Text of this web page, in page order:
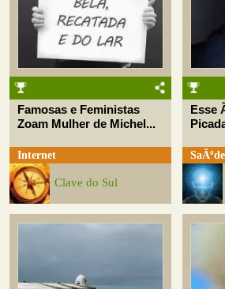
Famosas e Feministas
Zoam Mulher de Michel...
Internet
Clave do Sul
Esse
SaÃºde